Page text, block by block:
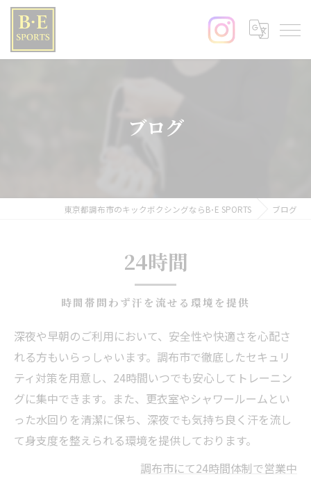
ブログ
東京都調布市のキックボクシングならB･E SPORTS ブログ
24時間
時間帯問わず汗を流せる環境を提供
深夜や早朝のご利用において、安全性や快適さを心配さ
れる方もいらっしゃいます。調布市で徹底したセキュリ
ティ対策を用意し、24時間いつでも安心してトレーニン
グに集中できます。また、更衣室やシャワールームとい
った水回りを清潔に保ち、深夜でも気持ち良く汗を流し
て身支度を整えられる環境を提供しております。
調布市にて24時間体制で営業中